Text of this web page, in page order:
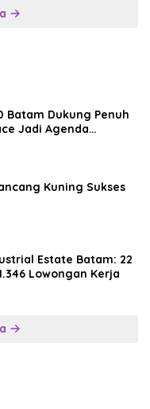
Batam Dukung Penuh
Jadi Agenda
Kuning Sukses
Estate Batam: 22
Lowongan Kerja